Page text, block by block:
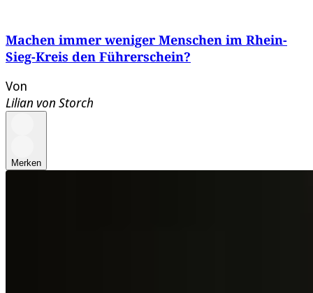
Machen immer weniger Menschen im Rhein-
Sieg-Kreis den Führerschein?
Von
Lilian von Storch
Merken